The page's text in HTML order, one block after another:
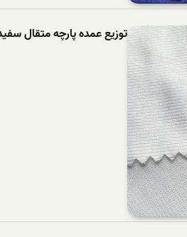
توزیع عمده پارچه متقال